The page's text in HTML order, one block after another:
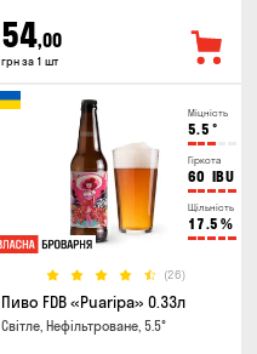
54,00
грн за 1 шт
Міцність
5.5 °
Гіркота
60 IBU
Щільність
17.5 %
(26)
Пиво FDB «Puaripa» 0.33л
Світле, Нефільтроване, 5.5°